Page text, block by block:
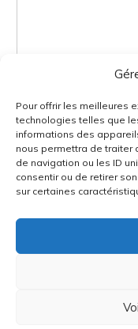
Pour offrir les meilleures
technologies telles que
informations des
nous permettra de traiter
de navigation ou les ID
consentir ou de retirer
sur certaines
Envoyer
Copyright © 2026